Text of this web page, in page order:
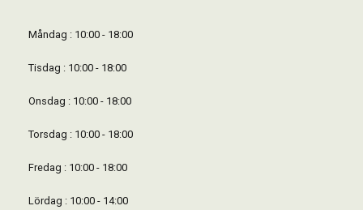
Måndag : 10:00 - 18:00
Tisdag : 10:00 - 18:00
Onsdag : 10:00 - 18:00
Torsdag : 10:00 - 18:00
Fredag : 10:00 - 18:00
Lördag : 10:00 - 14:00